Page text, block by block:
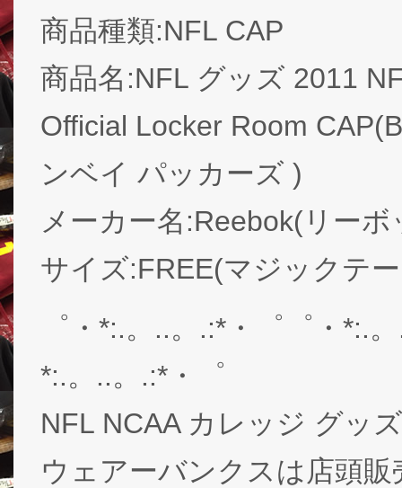
商品種類:NFL CAP
商品名:NFL グッズ 2011
Official Locker Room
ンベイ パッカーズ )
メーカー名:Reebok(リーボ
サイズ:FREE(マジックテ
゜・*:.。..。.:*・゜゜・*:.
*:.。..。.:*・゜
NFL NCAA カレッジ グッ
ウェアーバンクスは店頭